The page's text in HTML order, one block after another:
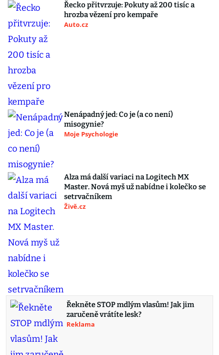
Řecko přitvrzuje: Pokuty až 200 tisíc a
hrozba vězení pro kempaře
Auto.cz
Nenápadný jed: Co je (a co není)
misogynie?
Moje Psychologie
Alza má další variaci na Logitech MX
Master. Nová myš už nabídne i kolečko se
setrvačníkem
Živě.cz
Řekněte STOP mdlým vlasům! Jak jim
zaručeně vrátíte lesk?
Reklama